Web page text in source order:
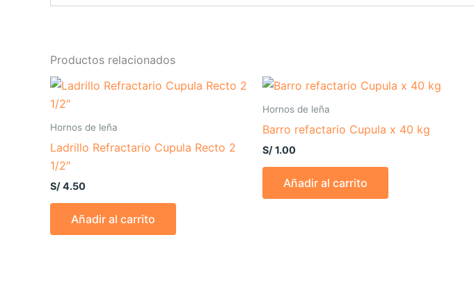
Productos relacionados
Hornos de leña
Ladrillo Refractario Cupula Recto 2
1/2″
S/4.50
Añadir al carrito
Hornos de leña
Barro refactario Cupula x 40 kg
S/1.00
Añadir al carrito